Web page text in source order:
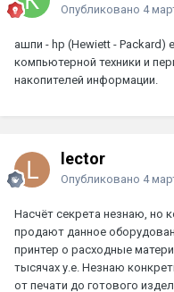
Опубликовано 4
ашпи - hp (Hewiett - Packard)
компьютерной техники и
накопителей информации.
lector
Опубликовано 4
Насчёт секрета незнаю, но
продают данное
принтер о расходные
тысячах у.е. Незнаю
от печати до готового